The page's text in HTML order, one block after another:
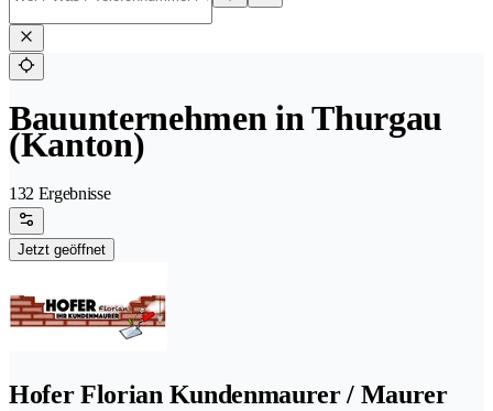
Bauunternehmen in Thurgau
(Kanton)
132 Ergebnisse
Jetzt geöffnet
Hofer Florian Kundenmaurer / Maurer